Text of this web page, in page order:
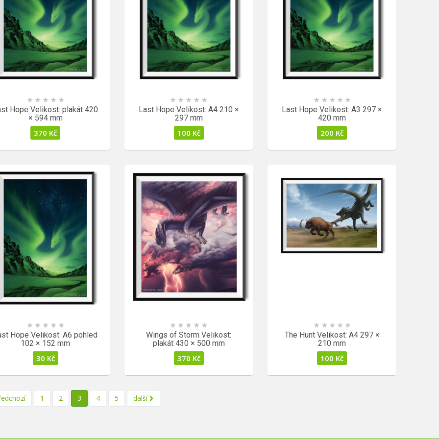
Hope Velikost: plakát 420
× 594 mm
370 Kč
Last Hope Velikost: A4 210 ×
297 mm
100 Kč
Last Hope Velikost: A3 297 ×
420 mm
200 Kč
Hope Velikost: A6 pohled
102 × 152 mm
30 Kč
Wings of Storm Velikost:
plakát 430 × 500 mm
370 Kč
The Hunt Velikost: A4 297 ×
210 mm
100 Kč
1 2 3 4 5 další